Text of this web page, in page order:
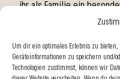
Um dir ein optimales Erlebnis zu bieten,
Geräteinformationen zu speichern und/
Technologien zustimmst, können wir
ihr als Familie ein
Gefühle Platz finden